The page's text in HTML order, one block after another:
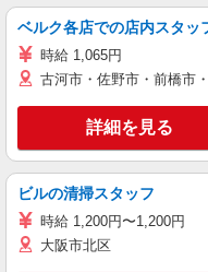
ベルク各店での店内スタッ
時給 1,065円
古河市・佐野市・前橋市
詳細を見る
ビルの清掃スタッフ
時給 1,200円〜1,200円
大阪市北区